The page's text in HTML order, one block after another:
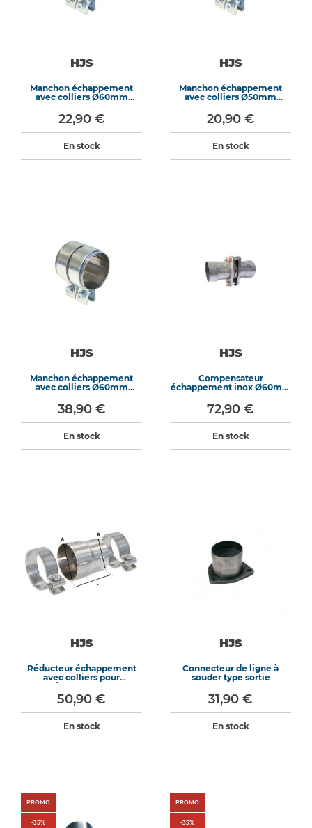
HJS
Manchon échappement
avec colliers Ø60mm
22,90 €
En stock
HJS
Manchon échappement
avec colliers Ø50mm
20,90 €
En stock
HJS
Manchon échappement
avec colliers Ø60mm
38,90 €
En stock
HJS
Compensateur
échappement inox Ø60mm
72,90 €
En stock
HJS
Réducteur échappement
avec colliers pour
90mm
50,90 €
En stock
HJS
Connecteur de ligne à
souder type sortie
31,90 €
En stock
PROMO
-35%
PROMO
-35%